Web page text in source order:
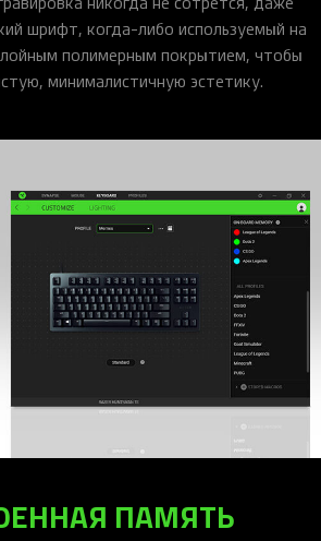
шрифт, когда-либо используемый на
полимерным покрытием, чтобы
минималистичную эстетику.
ПАМЯТЬ